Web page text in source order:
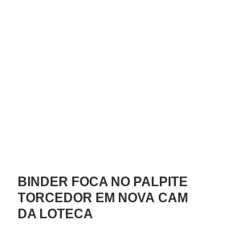
BINDER FOCA NO PALPITE DO
TORCEDOR EM NOVA CAMPANHA
DA LOTECA